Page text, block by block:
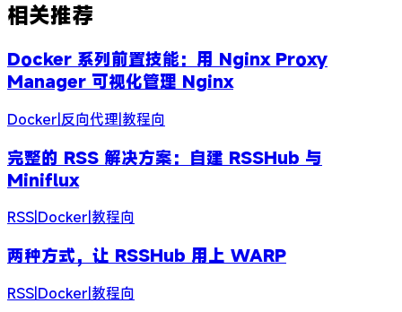
相关推荐
Docker 系列前置技能：用 Nginx Proxy
Manager 可视化管理 Nginx
Docker|反向代理|教程向
完整的 RSS 解决方案：自建 RSSHub 与
Miniflux
RSS|Docker|教程向
两种方式，让 RSSHub 用上 WARP
RSS|Docker|教程向